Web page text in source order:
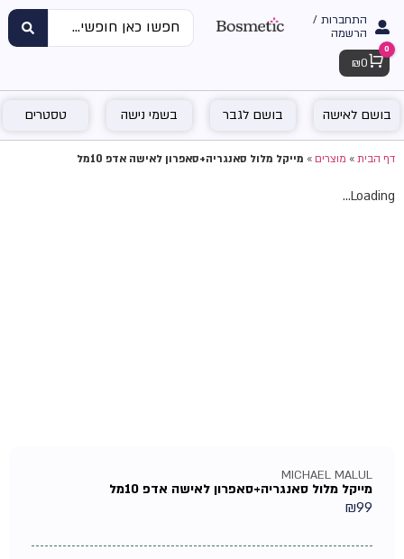
התחברות /
הרשמה
Cart
0
₪ 0
בושם לאישה בושם לגבר בשמי נישה טסטרים
דף הבית»מוצרים»מייקל מלול סאנגריה+סאפרון לאישה אדפ 10מל
Loading...
MICHAEL MALUL
מייקל מלול סאנגריה+סאפרון לאישה אדפ 10מל
₪99